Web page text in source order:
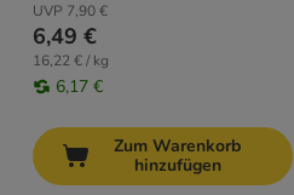
UVP 7,90 €
6,49 €
16,22 € / kg
6,17 €
Zum Warenkorb
hinzufügen